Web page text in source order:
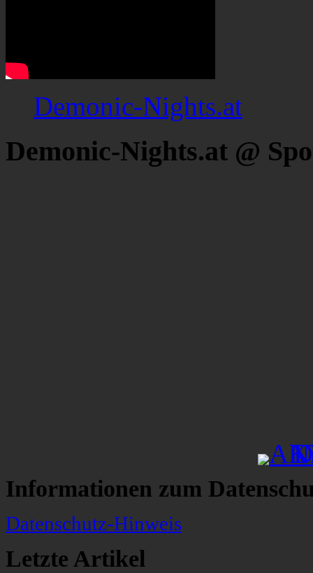
Demonic-Nights.at
Demonic-Nights.at @
Informationen zum
Datenschutz-Hinweis
Letzte Artikel